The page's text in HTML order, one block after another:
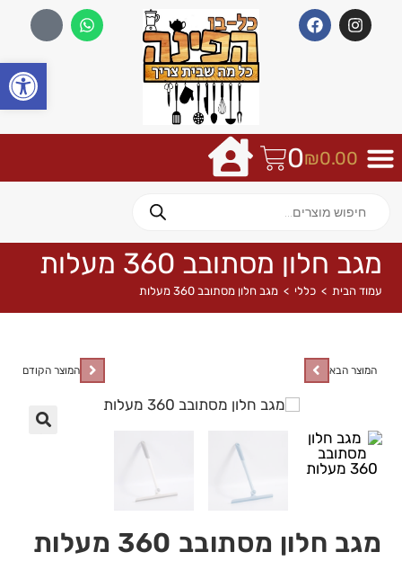
₪0.00
0
מגב חלון מסתובב 360 מעלות
עמוד הבית > כללי > מגב חלון מסתובב 360 מעלות
המוצר הקודם המוצר הבא
מגב חלון מסתובב 360 מעלות